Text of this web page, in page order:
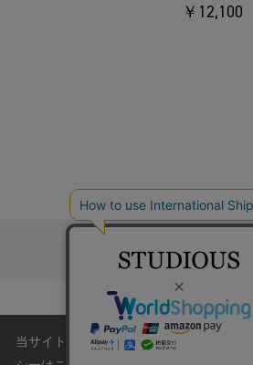
￥12,100
当サイトはクッキー(cookie)を使用しま